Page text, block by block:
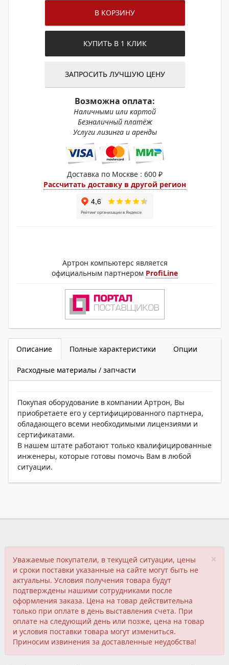
В КОРЗИНУ
КУПИТЬ В 1 КЛИК
ЗАПРОСИТЬ ЛУЧШУЮ ЦЕНУ
Возможна оплата:
Наличными или картой
Безналичный платёж
Услуги лизинга и аренды
Доставка по Москве : 600 ₽
Рассчитать доставку в другой регион
Артрон компьютерс является
официальным партнером ProfiLine
Описание Полные характеристики Опции
Расходные материалы / запчасти
Покупая оборудование в компании Артрон, Вы
приобретаете его у сертифицированного партнера,
обладающего всеми необходимыми лицензиями и
сертификатами.
В нашем штате работают только квалифицированные
инженеры, которые готовы помочь Вам в любой
ситуации.
×
Уважаемые покупатели, в текущей ситуации, цены
и сроки поставки указанные на сайте могут быть не
актуальны. Условия получения товара будут
подтверждены нашими сотрудниками после
оформления заказа. Цена на товар действительна
только при оплате в день выставления счета. При
оплате на следующий день или позже, цена на товар
и условия поставки товара могут измениться.
Приносим извинения за доставленные неудобства!